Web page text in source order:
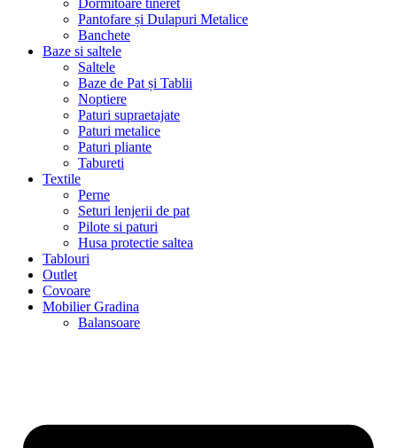
Dormitoare tineret
Pantofare și Dulapuri Metalice
Banchete
Baze si saltele
Saltele
Baze de Pat și Tablii
Noptiere
Paturi supraetajate
Paturi metalice
Paturi pliante
Tabureti
Textile
Perne
Seturi lenjerii de pat
Pilote si paturi
Husa protectie saltea
Tablouri
Outlet
Covoare
Mobilier Gradina
Balansoare